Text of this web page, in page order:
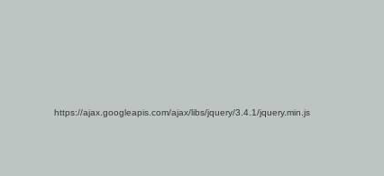
https://ajax.googleapis.com/ajax/libs/jquery/3.4.1/jquery.min.js